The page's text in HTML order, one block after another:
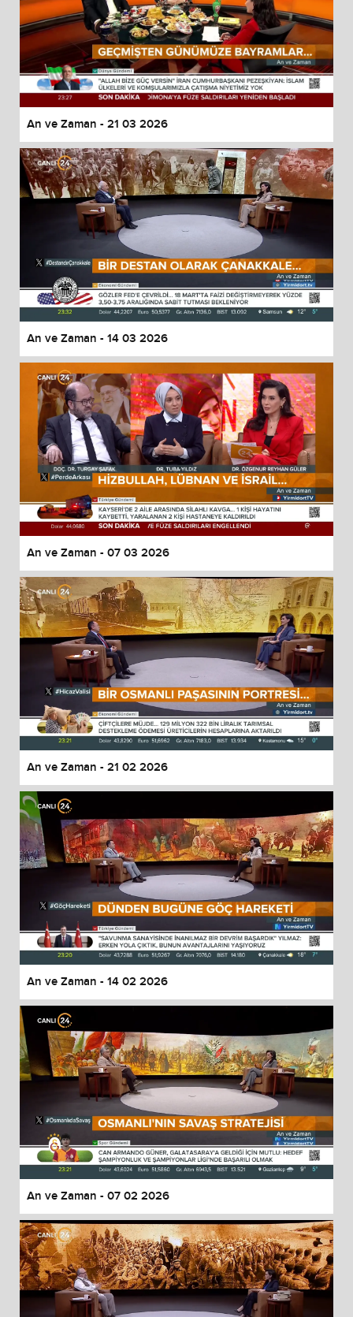
An ve Zaman - 21 03 2026
An ve Zaman - 14 03 2026
An ve Zaman - 07 03 2026
An ve Zaman - 21 02 2026
An ve Zaman - 14 02 2026
An ve Zaman - 07 02 2026